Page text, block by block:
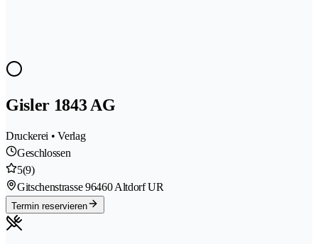
Gisler 1843 AG
Druckerei • Verlag
Geschlossen
5(9)
Gitschenstrasse 96460 Altdorf UR
Termin reservieren